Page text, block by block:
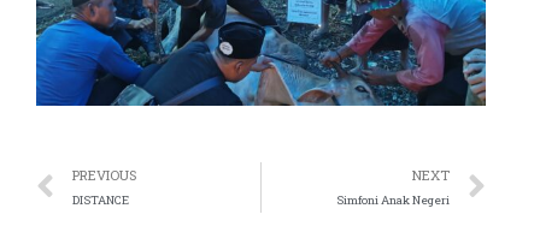
PREVIOUS
DISTANCE
NEXT
Simfoni Anak Negeri